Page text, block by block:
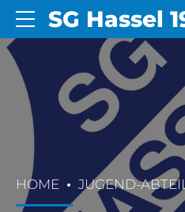
SG Hassel
HOME JUGEND-